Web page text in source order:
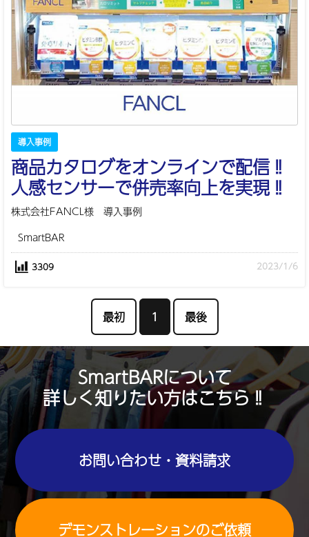
導入事例
商品カタログをオンラインで配信‼
人感センサーで併売率向上を実現‼
株式会社FANCL様 導入事例
SmartBAR
3309 2023/1/6
最初 1 最後
SmartBARについて
詳しく知りたい方はこちら‼
お問い合わせ・資料請求
デモンストレーションのご依頼